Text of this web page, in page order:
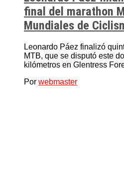
final del marathon
Mundiales de
Leonardo Páez finalizó
MTB, que se disputó este
kilómetros en Glentress
Por webmaster